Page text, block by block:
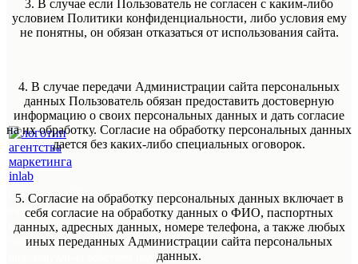
Лаборатория Прибыли -
мультиагентство, которое помогает
малому и среднему бизнесу увеличить
продажи и привлекать клиентов. Мы
индивидуально работаем над каждым
3. В случае если Пользователь не согласен с каким-либо
условием Политики конфиденциальности, либо условия ему
не понятны, он обязан отказаться от использования сайта.
4. В случае передачи Администрации сайта персональных
данных Пользователь обязан предоставить достоверную
информацию о своих персональных данных и дать согласие
на их обработку. Согласие на обработку персональных данных
дается без каких-либо специальных оговорок.
5. Согласие на обработку персональных данных включает в
себя согласие на обработку данных о ФИО, паспортных
данных, адресных данных, номере телефона, а также любых
иных переданных Администрации сайта персональных
данных.